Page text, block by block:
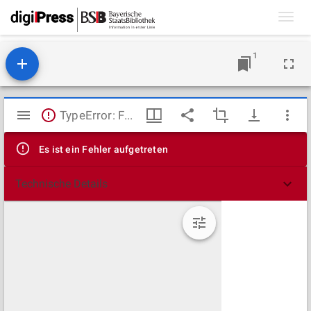
1
Mirador
Viewer
TypeError: Failed to fetch
Es ist ein Fehler aufgetreten
Technische Details